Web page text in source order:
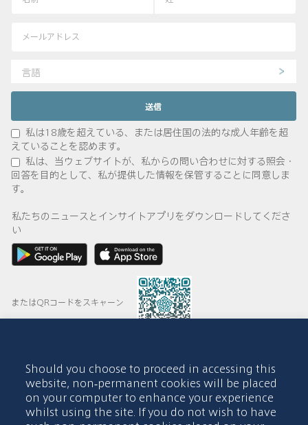
言語
私は18歳を超えている、または居住国の法的な成人年齢を超
えていることを認めます。
私は、当ウェブサイトが、私からの問い合わせに対する照会・
回答を目的として、私が提供した情報を保管することに同意しま
す。
私たちのニュースとインサイトアプリをダウンロードしてくださ
い
またはQRコードをスキャーン
© 2015-2026 Abdul Latif Jameel IPR Company Limited. Permission
to use this site is granted strictly subject to the Terms of Use. The
Abdul Latif Jameel name and the Abdul Latif Jameel logotype and
pentagon-shaped graphics are trademarks or registered trademarks
Should you choose to proceed in accessing this
website, non-permanent cookies will be placed
on your computer to enhance your experience
whilst using the site. If you do not wish to have